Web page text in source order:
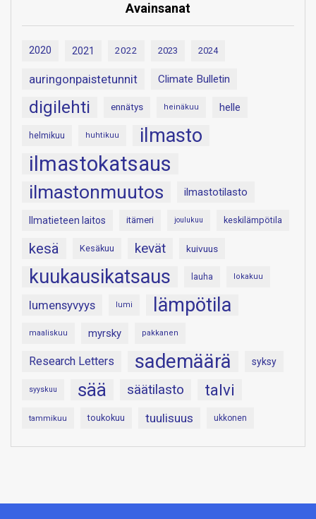
Avainsanat
2020 2021 2022 2023 2024
auringonpaistetunnit Climate Bulletin
digilehti ennätys heinäkuu helle
helmikuu huhtikuu ilmasto
ilmastokatsaus
ilmastonmuutos ilmastotilasto
Ilmatieteen laitos itämeri joulukuu keskilämpötila
kesä Kesäkuu kevät kuivuus
kuukausikatsaus lauha lokakuu
lumensyvyys lumi lämpötila
maaliskuu myrsky pakkanen
Research Letters sademäärä syksy
syyskuu sää säätilasto talvi
tammikuu toukokuu tuulisuus ukkonen